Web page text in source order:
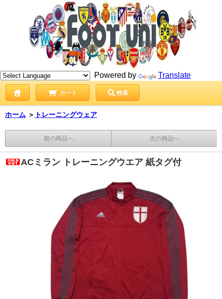
Powered by Translate
カート 検索
ホーム ＞ トレーニングウェア
前の商品へ 次の商品へ
ACミラン トレーニングウエア 紙タグ付